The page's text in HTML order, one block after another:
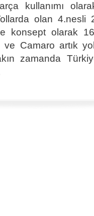
kullanımı
olan 4.nesli
konsept olarak
Camaro artık
zamanda